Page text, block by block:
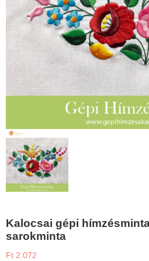
Kalocsai gépi
sarokminta
Ft 2.072